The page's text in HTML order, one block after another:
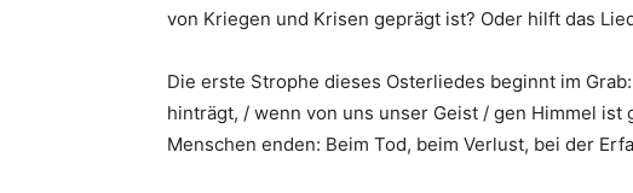
von Kriegen und Krisen geprägt ist? Oder hilft das
Die erste Strophe dieses Osterliedes beginnt im
hinträgt, / wenn von uns unser Geist / gen Himmel ist
Menschen enden: Beim Tod, beim Verlust, bei der